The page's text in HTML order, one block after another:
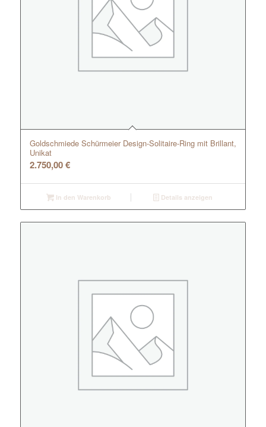
Goldschmiede Schürmeier Design-Solitaire-Ring mit Brillant,
Unikat
2.750,00€
In den Warenkorb Details anzeigen